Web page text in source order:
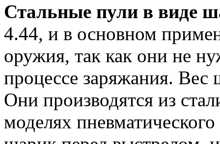
Стальные пули в виде
4.44, и в основном
оружия, так как они не
процессе заряжания.
Они производятся из
моделях